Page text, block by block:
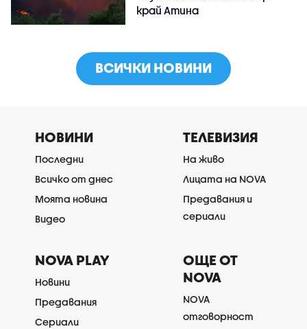
край Атина
ВСИЧКИ НОВИНИ
НОВИНИ
Последни
Всичко от днес
Моята новина
Видео
ТЕЛЕВИЗИЯ
На живо
Лицата на NOVA
Предавания и
сериали
NOVA PLAY
Новини
Предавания
Сериали
ОЩЕ ОТ
NOVA
NOVA
отговорност